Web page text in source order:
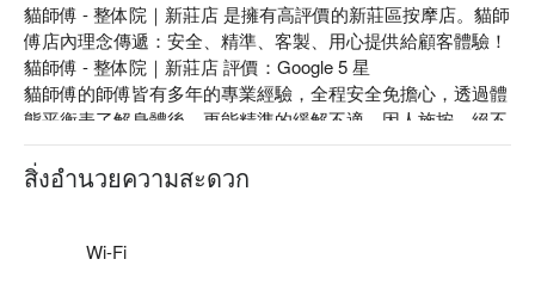
貓師傅 - 整体院｜新莊店 是擁有高評價的新莊區按摩店。貓師
傅店內理念傳遞：安全、精準、客製、用心提供給顧客體驗！
貓師傅 - 整体院｜新莊店 評價：Google 5 星
貓師傅的師傅皆有多年的專業經驗，全程安全免擔心，透過體
態平衡表了解身體後，更能精準的緩解不適，因人施按，絕不
會一套制式手法按所有人，細心觀察受痛程度並作調整，耐心
講解不適原因。
導肩膀僵硬釋壓。
สิ่งอำนวยความสะดวก
Wi-Fi